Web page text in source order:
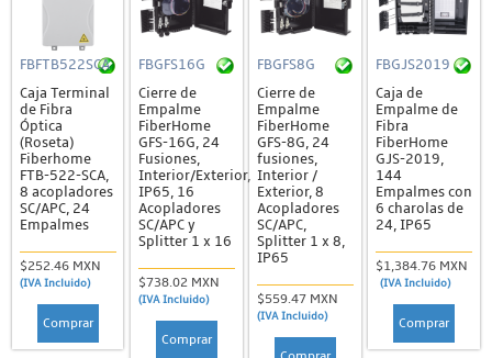
FBFTB522SCA
Caja Terminal
de Fibra
Óptica
(Roseta)
Fiberhome
FTB-522-SCA,
8 acopladores
SC/APC, 24
Empalmes
$252.46 MXN
(IVA Incluido)
Comprar
FBGFS16G
Cierre de
Empalme
FiberHome
GFS-16G, 24
Fusiones,
Interior/Exterior,
IP65, 16
Acopladores
SC/APC y
Splitter 1 x 16
$738.02 MXN
(IVA Incluido)
Comprar
FBGFS8G
Cierre de
Empalme
FiberHome
GFS-8G, 24
fusiones,
Interior /
Exterior, 8
Acopladores
SC/APC,
Splitter 1 x 8,
IP65
$559.47 MXN
(IVA Incluido)
FBGJS2019
Caja de
Empalme de
Fibra
FiberHome
GJS-2019,
144
Empalmes con
6 charolas de
24, IP65
$1,384.76 MXN
(IVA Incluido)
Comprar